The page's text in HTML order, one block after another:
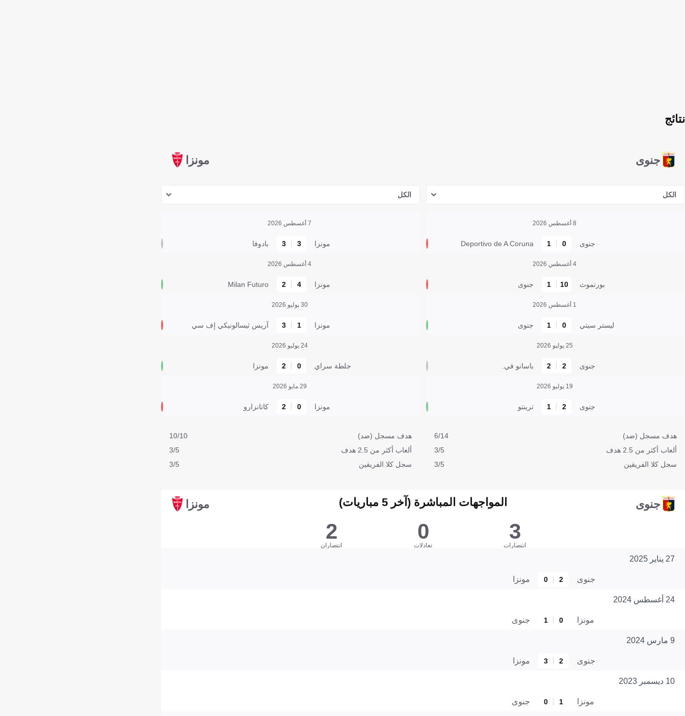
جنوى
نتائج
مونزا
الكل
8 أغسطس 2026
جنوى 0
1
Deportivo de A Coruna
4 أغسطس 2026
بورنموث 10
1 جنوى
1 أغسطس 2026
ليستر سيتي 0
1 جنوى
25 يوليو 2026
جنوى 2
2 باسانو في.
19 يوليو 2026
جنوى 2
1 ترينتو
هدف مسجل (ضد)
6/14
ألعاب أكثر من 2.5 هدف
3/5
سجل كلا الفريقين
3/5
الكل
7 أغسطس 2026
مونزا 3
3 بادوفا
4 أغسطس 2026
مونزا 4
2
Milan Futuro
30 يوليو 2026
مونزا 1
3 آريس ثيسالونيكي إف سي
24 يوليو 2026
جلطة سراي 0
2 مونزا
29 مايو 2026
مونزا 0
2 كاتانزارو
هدف مسجل (ضد)
10/10
ألعاب أكثر من 2.5 هدف
3/5
سجل كلا الفريقين
3/5
جنوى المواجهات المباشرة (آخر 5 مباريات) مونزا
3
انتصارات
0
تعادلات
2
انتصاران
27 يناير 2025
جنوى 2
0 مونزا
24 أغسطس 2024
مونزا 0
1 جنوى
9 مارس 2024
جنوى 2
3 مونزا
10 ديسمبر 2023
مونزا 1
0 جنوى